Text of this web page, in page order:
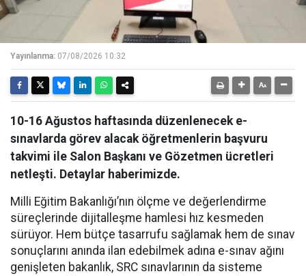
Yayınlanma: 07/08/2026 10:32
10-16 Ağustos haftasında düzenlenecek e-
sınavlarda görev alacak öğretmenlerin başvuru
takvimi ile Salon Başkanı ve Gözetmen ücretleri
netleşti. Detaylar haberimizde.
Milli Eğitim Bakanlığı’nın ölçme ve değerlendirme
süreçlerinde dijitalleşme hamlesi hız kesmeden
sürüyor. Hem bütçe tasarrufu sağlamak hem de sınav
sonuçlarını anında ilan edebilmek adına e-sınav ağını
genişleten bakanlık, SRC sınavlarının da sisteme